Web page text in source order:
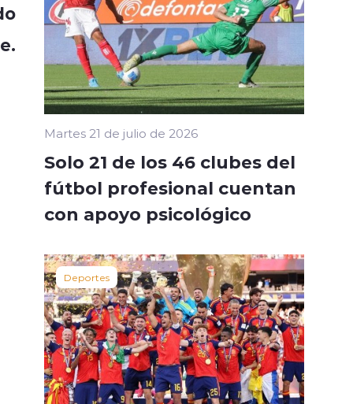
Martes 21 de julio de 2026
Solo 21 de los 46 clubes del
fútbol profesional cuentan
con apoyo psicológico
Deportes